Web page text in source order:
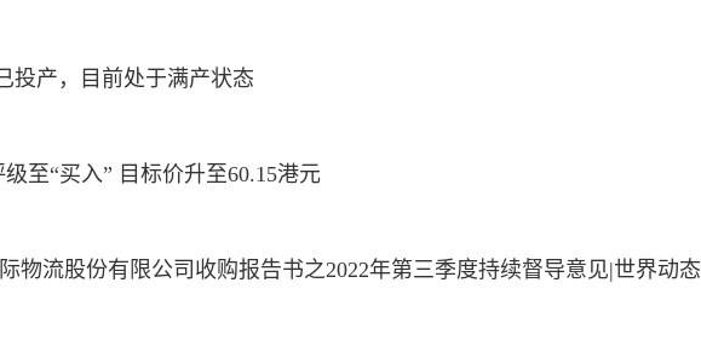
投产，目前处于满产状态
至“买入” 目标价升至60.15港元
物流股份有限公司收购报告书之2022年第三季度持续督导意见|世界动态